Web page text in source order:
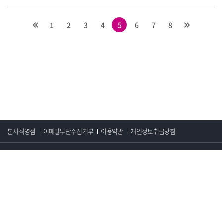
1 2 3 4 5 6 7 8
본사직영점 이메일무단수집거부 이용약관 개인정보취급방침